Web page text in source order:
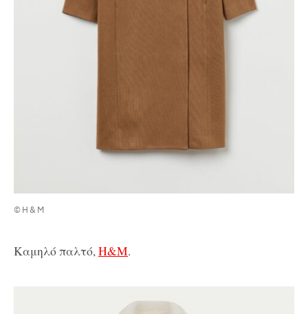
©H&M
Καμηλό παλτό,H&M.